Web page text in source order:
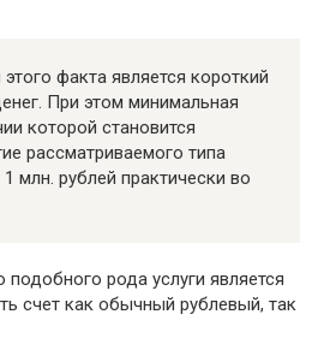
факта является короткий
При этом минимальная
которой становится
рассматриваемого типа
млн. рублей практически во
рода услуги является
счет как обычный рублевый, так